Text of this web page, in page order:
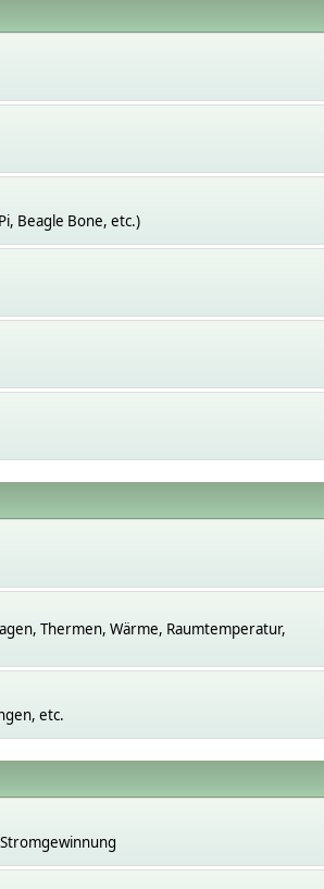
Beagle Bone, etc.)
Thermen, Wärme, Raumtemperatur,
etc.